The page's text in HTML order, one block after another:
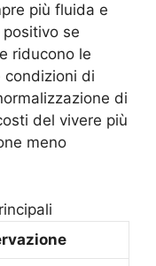
più fluida e
se
riducono le
condizioni di
di
del vivere più
meno